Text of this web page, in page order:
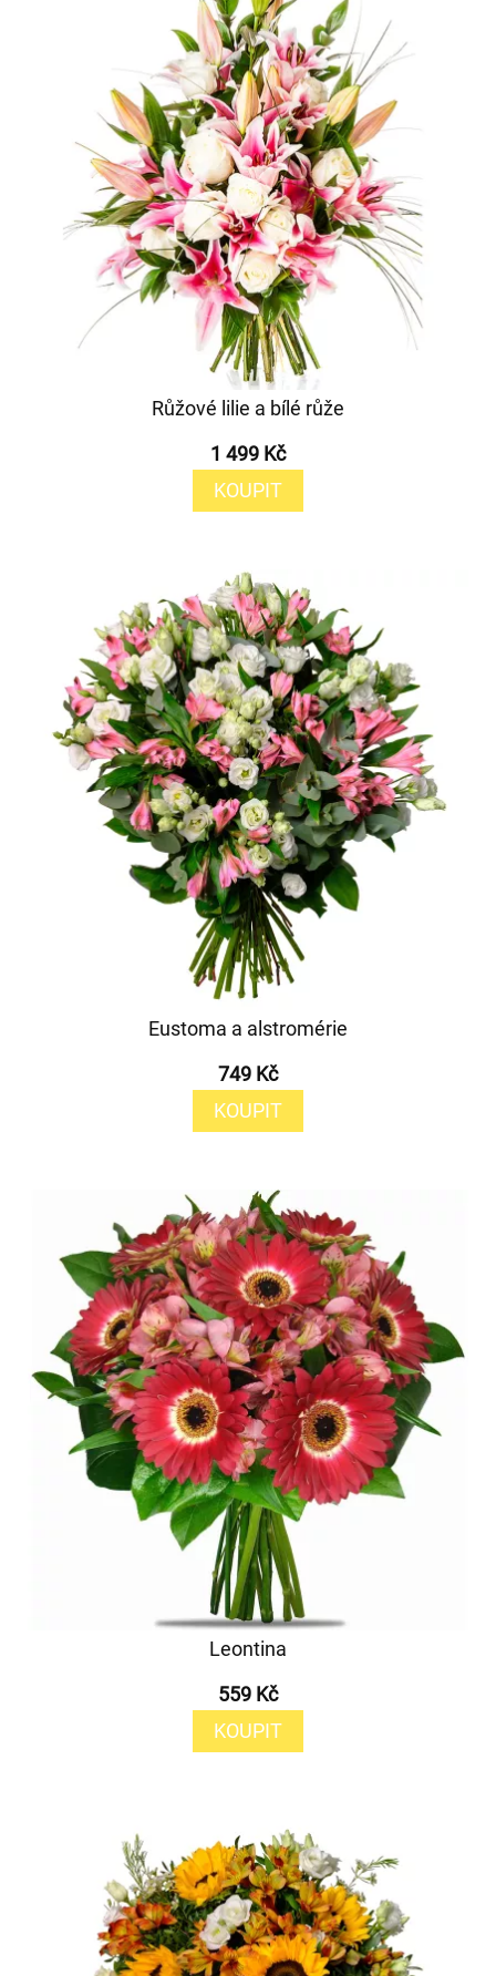
Růžové lilie a bílé růže
1 499 Kč
KOUPIT
Eustoma a alstromérie
749 Kč
KOUPIT
Leontina
559 Kč
KOUPIT